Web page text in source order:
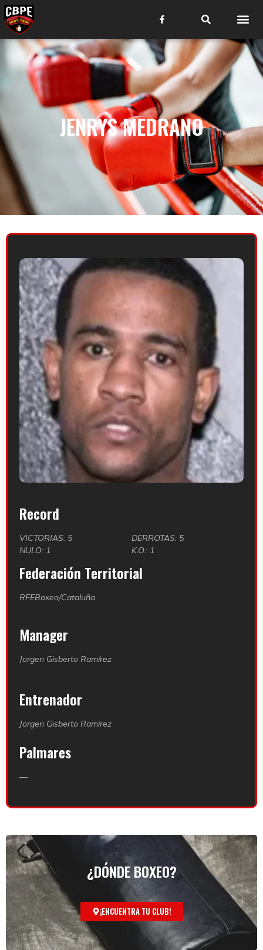
JENRYS MEDRANO
Record
VICTORIAS: 5
DERROTAS: 5
NULO: 1
K.O.: 1
Federación Territorial
RFEBoxeo/Cataluña
Manager
Jorgen Gisberto Ramírez
Entrenador
Jorgen Gisberto Ramírez
Palmares
—
¿DÓNDE BOXEO?
¡ENCUENTRA TU CLUB!